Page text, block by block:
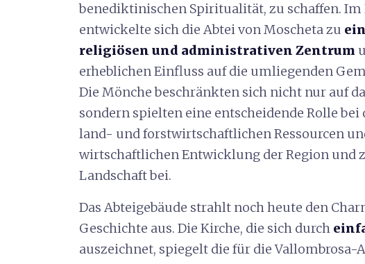
benediktinischen Spiritualität, zu schaffen. Im
entwickelte sich die Abtei von Moscheta zu
religiösen und administrativen Zentrum
erheblichen Einfluss auf die umliegenden
Die Mönche beschränkten sich nicht nur auf
sondern spielten eine entscheidende Rolle
land- und forstwirtschaftlichen Ressourcen
wirtschaftlichen Entwicklung der Region und
Landschaft bei.
Das Abteigebäude strahlt noch heute den
Geschichte aus. Die Kirche, die sich durch
auszeichnet, spiegelt die für die